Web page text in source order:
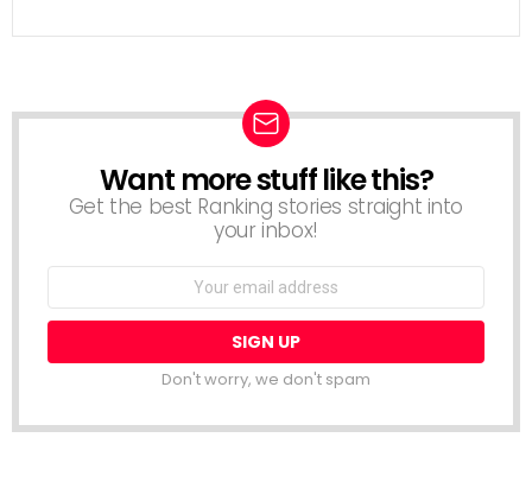
NEWSLETTER
Want more stuff like this?
Get the best Ranking stories straight into
your inbox!
Email
Don't worry, we don't spam